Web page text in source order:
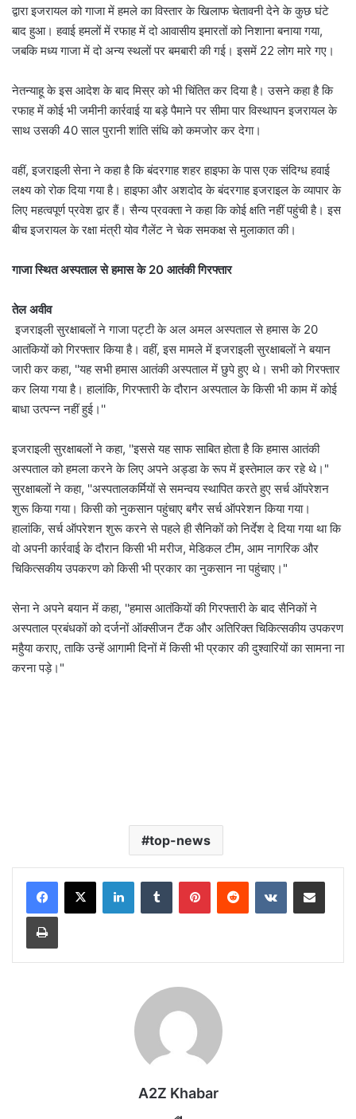
द्वारा इजरायल को गाजा में हमले का विस्तार के खिलाफ चेतावनी देने के कुछ घंटे
बाद हुआ। हवाई हमलों में रफाह में दो आवासीय इमारतों को निशाना बनाया गया,
जबकि मध्य गाजा में दो अन्य स्थलों पर बमबारी की गई। इसमें 22 लोग मारे गए।
नेतन्याहू के इस आदेश के बाद मिस्र को भी चिंतित कर दिया है। उसने कहा है कि
रफाह में कोई भी जमीनी कार्रवाई या बड़े पैमाने पर सीमा पार विस्थापन इजरायल के
साथ उसकी 40 साल पुरानी शांति संधि को कमजोर कर देगा।
वहीं, इजराइली सेना ने कहा है कि बंदरगाह शहर हाइफा के पास एक संदिग्ध हवाई
लक्ष्य को रोक दिया गया है। हाइफा और अशदोद के बंदरगाह इजराइल के व्यापार के
लिए महत्वपूर्ण प्रवेश द्वार हैं। सैन्य प्रवक्ता ने कहा कि कोई क्षति नहीं पहुंची है। इस
बीच इजरायल के रक्षा मंत्री योव गैलेंट ने चेक समकक्ष से मुलाकात की।
गाजा स्थित अस्पताल से हमास के 20 आतंकी गिरफ्तार
तेल अवीव
इजराइली सुरक्षाबलों ने गाजा पट्टी के अल अमल अस्पताल से हमास के 20
आतंकियों को गिरफ्तार किया है। वहीं, इस मामले में इजराइली सुरक्षाबलों ने बयान
जारी कर कहा, ''यह सभी हमास आतंकी अस्पताल में छुपे हुए थे। सभी को गिरफ्तार
कर लिया गया है। हालांकि, गिरफ्तारी के दौरान अस्पताल के किसी भी काम में कोई
बाधा उत्पन्न नहीं हुई।''
इजराइली सुरक्षाबलों ने कहा, ''इससे यह साफ साबित होता है कि हमास आतंकी
अस्पताल को हमला करने के लिए अपने अड्डा के रूप में इस्तेमाल कर रहे थे।"
सुरक्षाबलों ने कहा, ''अस्पतालकर्मियों से समन्वय स्थापित करते हुए सर्च ऑपरेशन
शुरू किया गया। किसी को नुकसान पहुंचाए बगैर सर्च ऑपरेशन किया गया।
हालांकि, सर्च ऑपरेशन शुरू करने से पहले ही सैनिकों को निर्देश दे दिया गया था कि
वो अपनी कार्रवाई के दौरान किसी भी मरीज, मेडिकल टीम, आम नागरिक और
चिकित्सकीय उपकरण को किसी भी प्रकार का नुकसान ना पहुंचाए।"
सेना ने अपने बयान में कहा, ''हमास आतंकियों की गिरफ्तारी के बाद सैनिकों ने
अस्पताल प्रबंधकों को दर्जनों ऑक्सीजन टैंक और अतिरिक्त चिकित्सकीय उपकरण
महुैया कराए, ताकि उन्हें आगामी दिनों में किसी भी प्रकार की दुश्वारियों का सामना ना
करना पड़े।"
top-news
LinkedInTumblr PinterestReddit VKontakteShare via Email
Print
A2Z Khabar